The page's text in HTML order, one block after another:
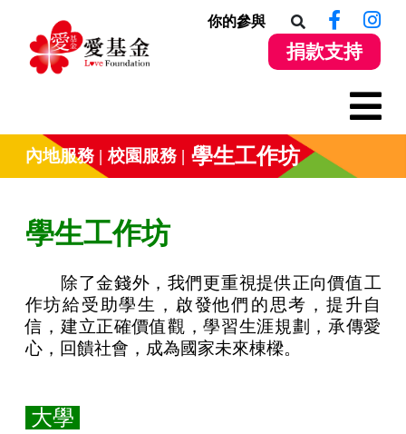
你的參與
捐款支持
內地服務 校園服務 學生工作坊
學生工作坊
除了金錢外，我們更重視提供正向價值工
作坊給受助學生，啟發他們的思考，提升自
信，建立正確價值觀，學習生涯規劃，承傳愛
心，回饋社會，成為國家未來棟樑。
大學